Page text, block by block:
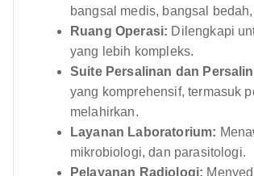
bangsal medis, bangsal
Ruang Operasi: Dilengkapi
yang lebih kompleks.
Suite Persalinan dan
yang komprehensif, termasuk
melahirkan.
Layanan Laboratorium:
mikrobiologi, dan parasitologi.
Pelayanan Radiologi: